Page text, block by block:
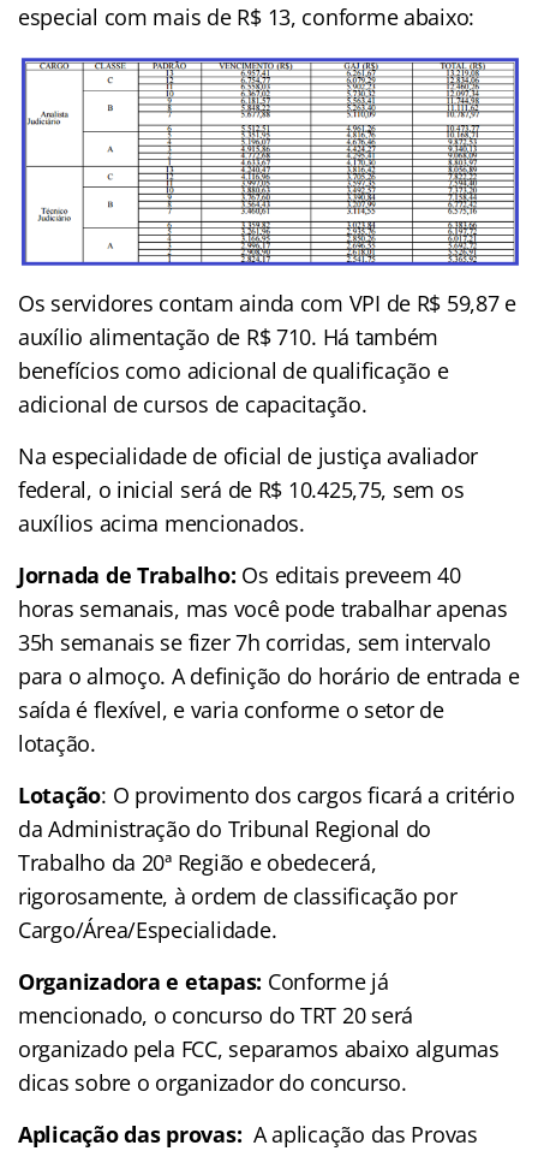
especial com mais de R$ 13, conforme abaixo:
Os servidores contam ainda com VPI de R$ 59,87 e
auxílio alimentação de R$ 710. Há também
benefícios como adicional de qualificação e
adicional de cursos de capacitação.
Na especialidade de oficial de justiça avaliador
federal, o inicial será de R$ 10.425,75, sem os
auxílios acima mencionados.
Jornada de Trabalho: Os editais preveem 40
horas semanais, mas você pode trabalhar apenas
35h semanais se fizer 7h corridas, sem intervalo
para o almoço. A definição do horário de entrada e
saída é flexível, e varia conforme o setor de
lotação.
Lotação: O provimento dos cargos ficará a critério
da Administração do Tribunal Regional do
Trabalho da 20ª Região e obedecerá,
rigorosamente, à ordem de classificação por
Cargo/Área/Especialidade.
Organizadora e etapas: Conforme já
mencionado, o concurso do TRT 20 será
organizado pela FCC, separamos abaixo algumas
dicas sobre o organizador do concurso.
Aplicação das provas: A aplicação das Provas